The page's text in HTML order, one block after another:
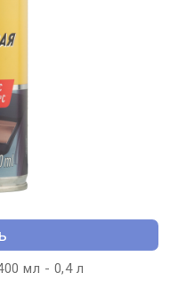
мл - 0,4 л